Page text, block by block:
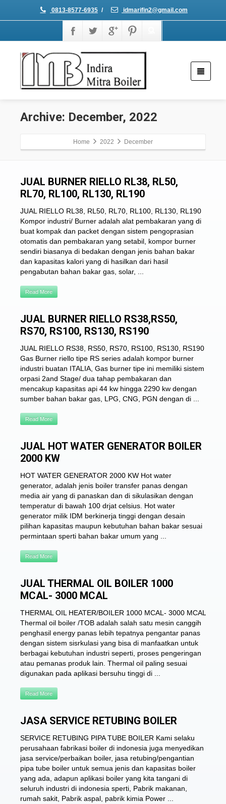
0813-8577-6935 / idmarifin2@gmail.com
Archive: December, 2022
Home 2022 December
JUAL BURNER RIELLO RL38, RL50,
RL70, RL100, RL130, RL190
JUAL RIELLO RL38, RL50, RL70, RL100, RL130, RL190
Kompor industri/ Burner adalah alat pembakaran yang di
buat kompak dan packet dengan sistem pengoprasian
otomatis dan pembakaran yang setabil, kompor burner
sendiri biasanya di bedakan dengan jenis bahan bakar
dan kapasitas kalori yang di hasilkan dari hasil
pengabutan bahan bakar gas, solar, ...
Read More
JUAL BURNER RIELLO RS38,RS50,
RS70, RS100, RS130, RS190
JUAL RIELLO RS38, RS50, RS70, RS100, RS130, RS190
Gas Burner riello tipe RS series adalah kompor burner
industri buatan ITALIA, Gas burner tipe ini memiliki sistem
orpasi 2and Stage/ dua tahap pembakaran dan
mencakup kapasitas api 44 kw hingga 2290 kw dengan
sumber bahan bakar gas, LPG, CNG, PGN dengan di ...
Read More
JUAL HOT WATER GENERATOR BOILER
2000 KW
HOT WATER GENERATOR 2000 KW Hot water
generator, adalah jenis boiler transfer panas dengan
media air yang di panaskan dan di sikulasikan dengan
temperatur di bawah 100 drjat celsius. Hot water
generator milik IDM berkinerja tinggi dengan desain
pilihan kapasitas maupun kebutuhan bahan bakar sesuai
permintaan sperti bahan bakar umum yang ...
Read More
JUAL THERMAL OIL BOILER 1000
MCAL- 3000 MCAL
THERMAL OIL HEATER/BOILER 1000 MCAL- 3000 MCAL
Thermal oil boiler /TOB adalah salah satu mesin canggih
penghasil energy panas lebih tepatnya pengantar panas
dengan sistem sisrkulasi yang bisa di manfaatkan untuk
berbagai kebutuhan industri seperti, proses pengeringan
atau pemanas produk lain. Thermal oil paling sesuai
digunakan pada aplikasi bersuhu tinggi di ...
Read More
JASA SERVICE RETUBING BOILER
SERVICE RETUBING PIPA TUBE BOILER Kami selaku
perusahaan fabrikasi boiler di indonesia juga menyedikan
jasa service/perbaikan boiler, jasa retubing/pengantian
pipa tube boiler untuk semua jenis dan kapasitas boiler
yang ada, adapun aplikasi boiler yang kita tangani di
seluruh industri di indonesia sperti, Pabrik makanan,
rumah sakit, Pabrik aspal, pabrik kimia Power ...